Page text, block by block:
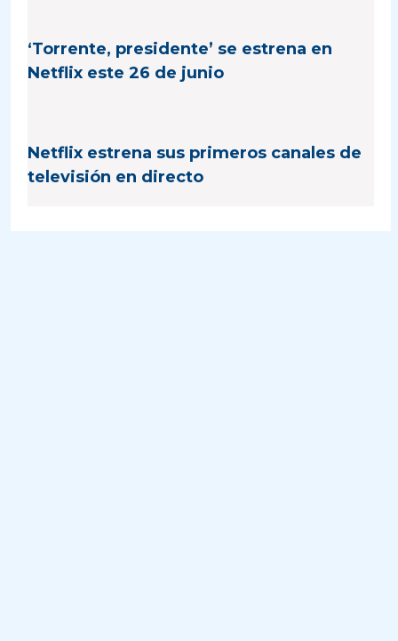
‘Torrente, presidente’ se estrena en
Netflix este 26 de junio
Netflix estrena sus primeros canales de
televisión en directo